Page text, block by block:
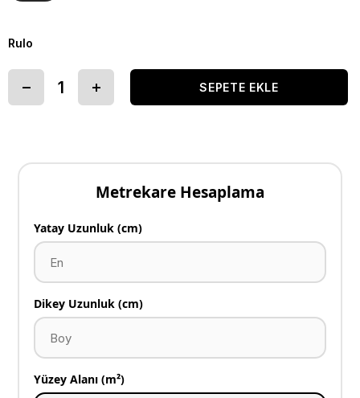
Rulo
Metrekare Hesaplama
Yatay Uzunluk (cm)
Dikey Uzunluk (cm)
Yüzey Alanı (m²)